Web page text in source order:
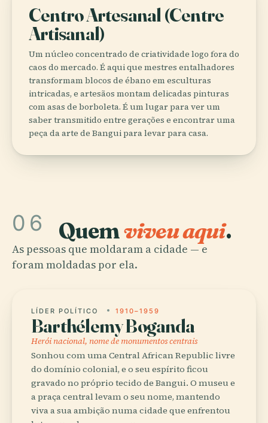
Centro Artesanal (Centre
Artisanal)
Um núcleo concentrado de criatividade logo fora do
caos do mercado. É aqui que mestres entalhadores
transformam blocos de ébano em esculturas
intricadas, e artesãos montam delicadas pinturas
com asas de borboleta. É um lugar para ver um
saber transmitido entre gerações e encontrar uma
peça da arte de Bangui para levar para casa.
06 Quemviveu aqui.
As pessoas que moldaram a cidade — e
foram moldadas por ela.
LÍDER POLÍTICO 1910–1959
Barthélemy Boganda
Herói nacional, nome de monumentos centrais
Sonhou com uma Central African Republic livre
do domínio colonial, e o seu espírito ficou
gravado no próprio tecido de Bangui. O museu e
a praça central levam o seu nome, mantendo
viva a sua ambição numa cidade que enfrentou